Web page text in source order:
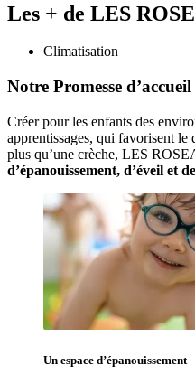
Les + de LES
Climatisation
Notre Promesse d’accueil
Créer pour les enfants des
apprentissages, qui favorisent
plus qu’une crèche, LES
d’épanouissement, d’éveil et
Un espace d’épanouissement